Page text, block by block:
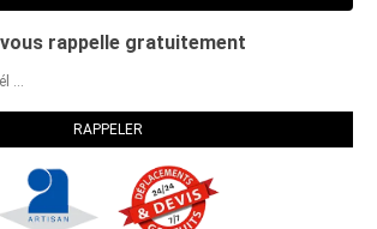
rappelle gratuitement